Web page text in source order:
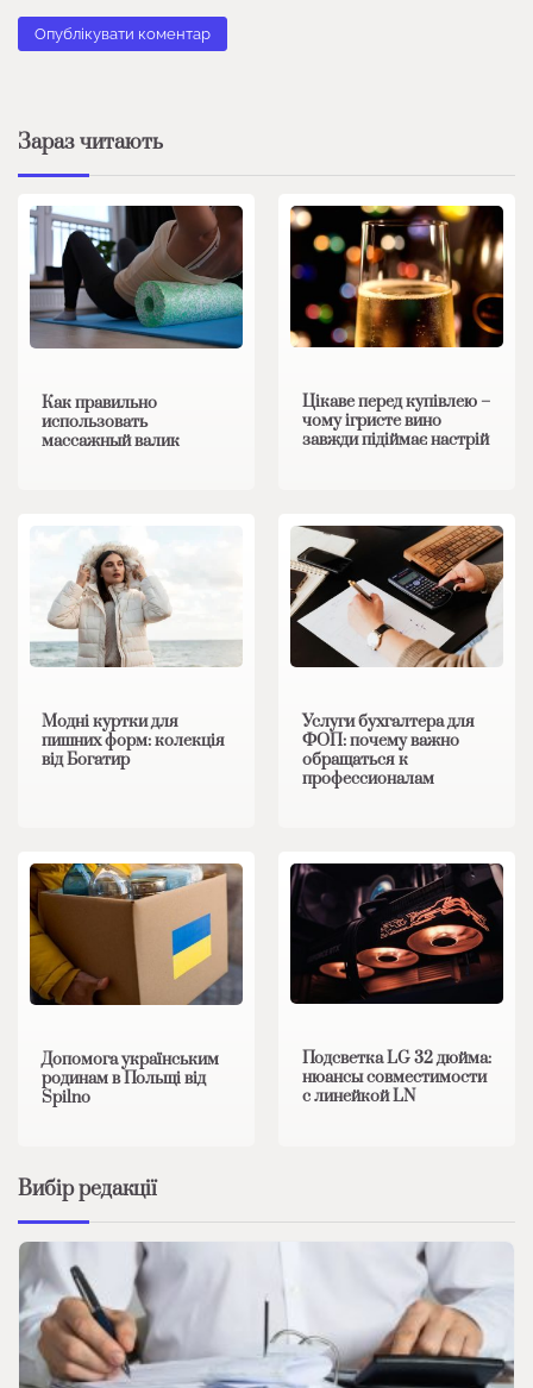
Зараз читають
Как правильно
использовать
массажный валик
Цікаве перед купівлею –
чому ігристе вино
завжди підіймає настрій
Модні куртки для
пишних форм: колекція
від Богатир
Услуги бухгалтера для
ФОП: почему важно
обращаться к
профессионалам
Допомога українським
родинам в Польщі від
Spilno
Подсветка LG 32 дюйма:
нюансы совместимости
с линейкой LN
Вибір редакції